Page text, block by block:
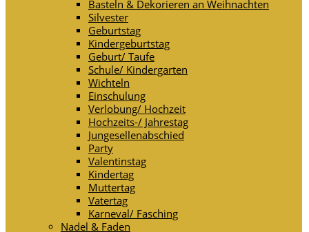
Basteln & Dekorieren an Weihnachten
Silvester
Geburtstag
Kindergeburtstag
Geburt/ Taufe
Schule/ Kindergarten
Wichteln
Einschulung
Verlobung/ Hochzeit
Hochzeits-/ Jahrestag
Jungesellenabschied
Party
Valentinstag
Kindertag
Muttertag
Vatertag
Karneval/ Fasching
Nadel & Faden